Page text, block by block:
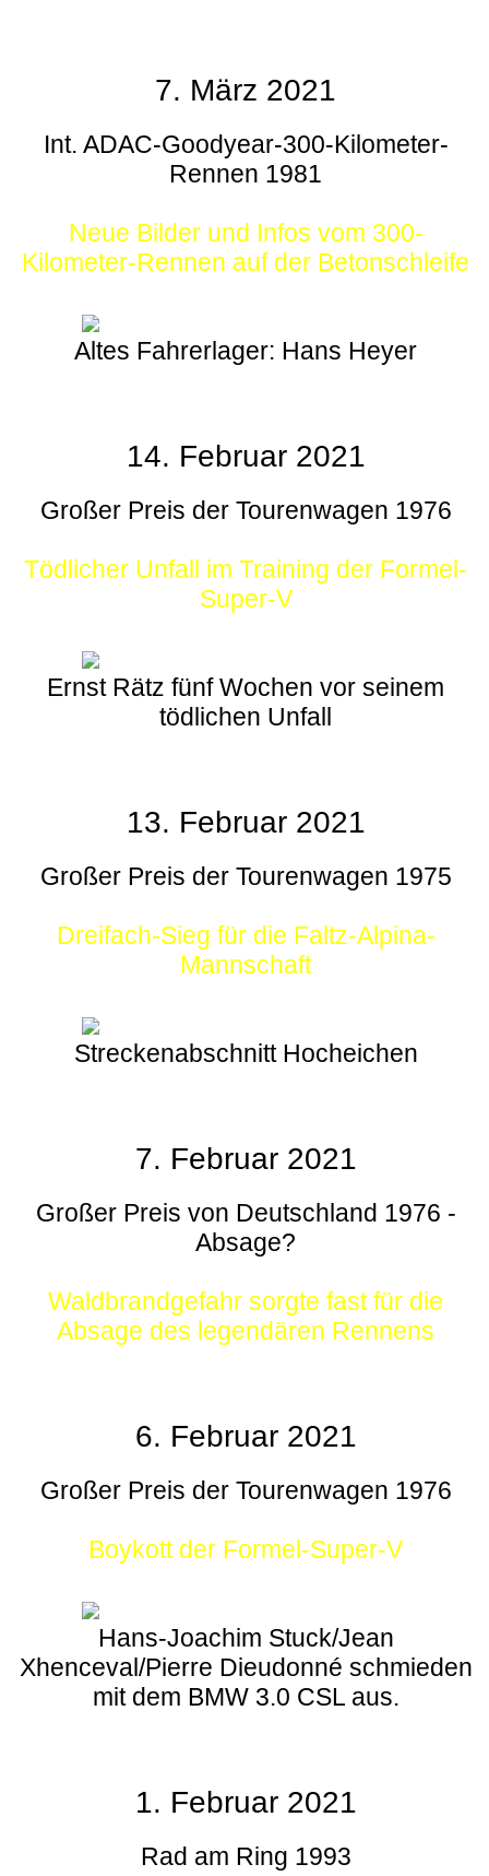
7. März 2021
Int. ADAC-Goodyear-300-Kilometer-
Rennen 1981
Neue Bilder und Infos vom 300-
Kilometer-Rennen auf der Betonschleife
Altes Fahrerlager: Hans Heyer
14. Februar 2021
Großer Preis der Tourenwagen 1976
Tödlicher Unfall im Training der Formel-
Super-V
Ernst Rätz fünf Wochen vor seinem
tödlichen Unfall
13. Februar 2021
Großer Preis der Tourenwagen 1975
Dreifach-Sieg für die Faltz-Alpina-
Mannschaft
Streckenabschnitt Hocheichen
7. Februar 2021
Großer Preis von Deutschland 1976 -
Absage?
Waldbrandgefahr sorgte fast für die
Absage des legendären Rennens
6. Februar 2021
Großer Preis der Tourenwagen 1976
Boykott der Formel-Super-V
Hans-Joachim Stuck/Jean
Xhenceval/Pierre Dieudonné schmieden
mit dem BMW 3.0 CSL aus.
1. Februar 2021
Rad am Ring 1993